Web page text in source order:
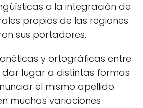
o la integración de
propios de las regiones
sus portadores.
y ortográficas entre
lugar a distintas formas
el mismo apellido.
muchas variaciones